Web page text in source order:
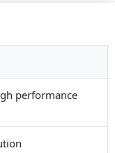
performance